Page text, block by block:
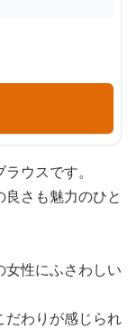
ウスです。
さも魅力のひと
性にふさわしい
だわりが感じられ